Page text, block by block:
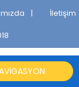
İletişim